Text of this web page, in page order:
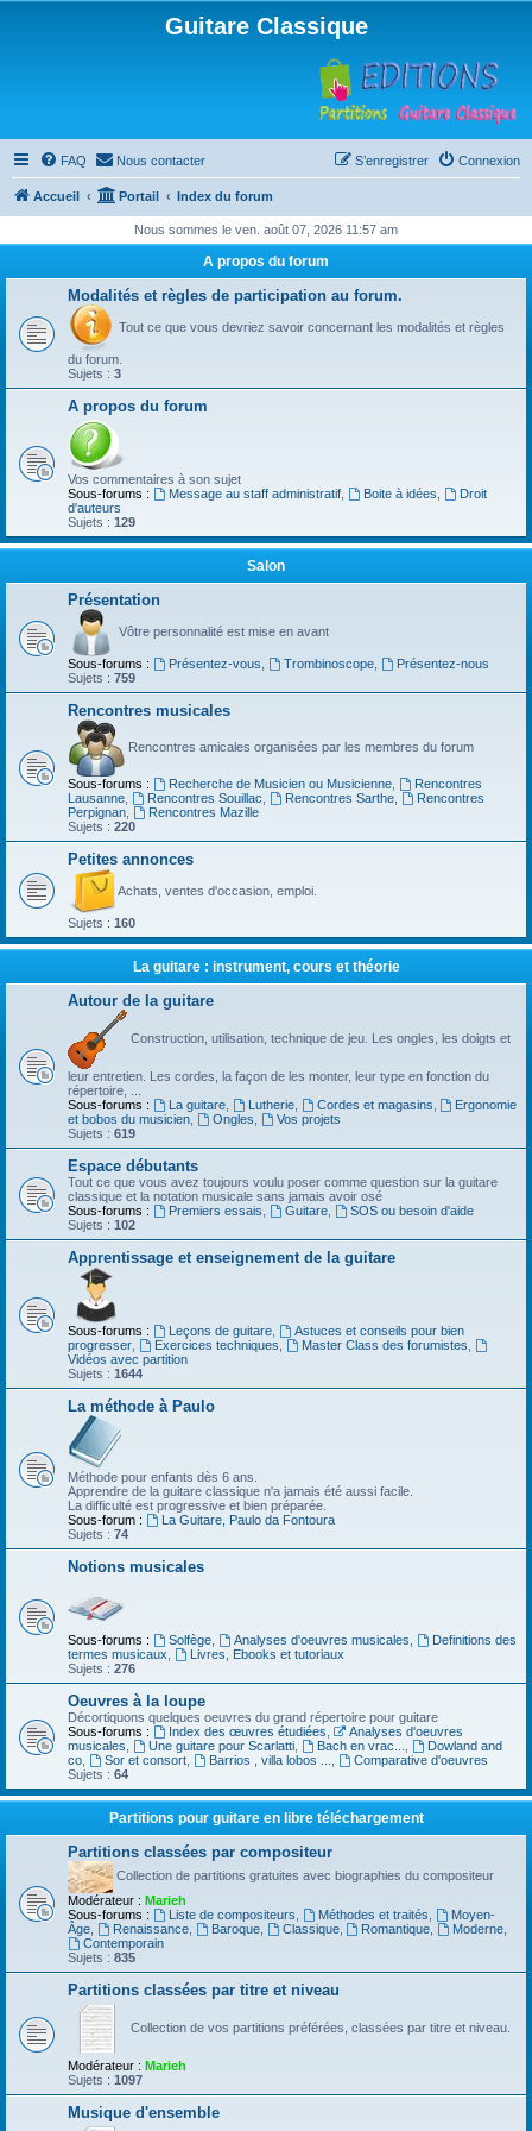
Guitare Classique
FAQ Nous contacter Connexion
S’enregistrer
Accueil Portail Index du forum
Nous sommes le ven. août 07, 2026 11:57 am
A propos du forum
Modalités et règles de participation au forum.
Tout ce que vous devriez savoir concernant les modalités et règles
du forum.
Sujets : 3
A propos du forum
Vos commentaires à son sujet
Sous-forums :
Message au staff administratif, Boite à idées
Droit
d'auteurs
Sujets : 129
Salon
Présentation
Vôtre personnalité est mise en avant
Sous-forums : Présentez-vous Trombinoscope,
Présentez-nous
Sujets : 759
Rencontres musicales
Rencontres amicales organisées par les membres du forum
Sous-forums : Recherche de Musicien ou Musicienne,
Rencontres
Lausanne
Rencontres Souillac Rencontres Sarthe,
Rencontres
Perpignan
Rencontres Mazille
Sujets : 220
Petites annonces
Achats, ventes d'occasion, emploi.
Sujets : 160
La guitare : instrument, cours et théorie
Autour de la guitare
Construction, utilisation, technique de jeu. Les ongles, les doigts et
leur entretien. Les cordes, la façon de les monter, leur type en fonction du
répertoire, ...
Sous-forums :
La guitare, Lutherie, Cordes et magasins
Ergonomie
et bobos du musicien
Ongles
Vos projets
Sujets : 619
Espace débutants
Tout ce que vous avez toujours voulu poser comme question sur la guitare
classique et la notation musicale sans jamais avoir osé
Sous-forums :
Premiers essais Guitare,
SOS ou besoin d'aide
Sujets : 102
Apprentissage et enseignement de la guitare
Sous-forums : Leçons de guitare,
Astuces et conseils pour bien
progresser
Exercices techniques Master Class des forumistes
Vidéos avec partition
Sujets : 1644
La méthode à Paulo
Méthode pour enfants dès 6 ans.
Apprendre de la guitare classique n'a jamais été aussi facile.
La difficulté est progressive et bien préparée.
Sous-forum :
La Guitare, Paulo da Fontoura
Sujets : 74
Notions musicales
Sous-forums : Solfège, Analyses d'oeuvres musicales
Definitions des
termes musicaux
Livres, Ebooks et tutoriaux
Sujets : 276
Oeuvres à la loupe
Décortiquons quelques oeuvres du grand répertoire pour guitare
Sous-forums :
Index des œuvres étudiées
Analyses d'oeuvres
musicales
Une guitare pour Scarlatti, Bach en vrac...
Dowland and
co
Sor et consort, Barrios , villa lobos ...
Comparative d'oeuvres
Sujets : 64
Partitions pour guitare en libre téléchargement
Partitions classées par compositeur
Collection de partitions gratuites avec biographies du compositeur
Modérateur : Marieh
Sous-forums :
Liste de compositeurs Méthodes et traités
Moyen-
Âge
Renaissance, Baroque, Classique, Romantique Moderne
Contemporain
Sujets : 835
Partitions classées par titre et niveau
Collection de vos partitions préférées, classées par titre et niveau.
Modérateur : Marieh
Sujets : 1097
Musique d'ensemble